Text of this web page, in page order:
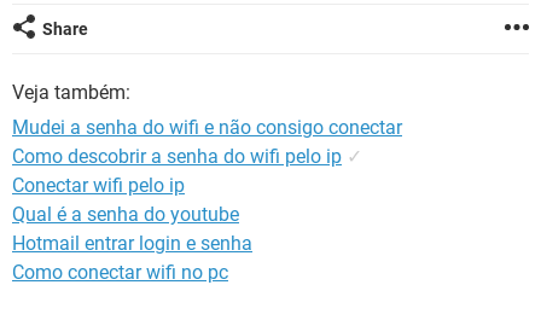
GUIA DE COMPRAS
Share
Veja também:
Mudei a senha do wifi e não consigo conectar
Como descobrir a senha do wifi pelo ip ✓
Conectar wifi pelo ip
Qual é a senha do youtube
Hotmail entrar login e senha
Como conectar wifi no pc